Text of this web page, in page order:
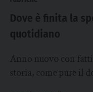
Dove è finita la
quotidiano
Anno nuovo con
storia, come pure il